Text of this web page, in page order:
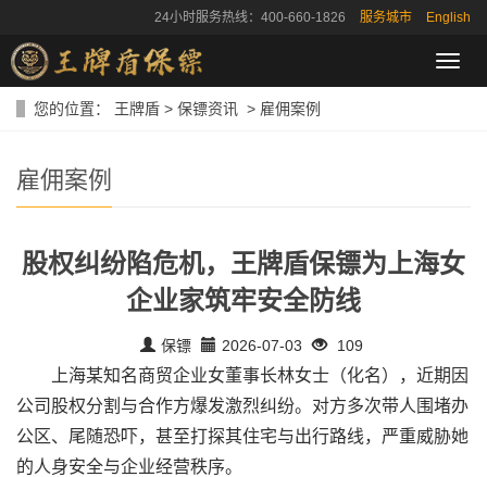
24小时服务热线：400-660-1826 服务城市 English
导
航
您的位置： 王牌盾 > 保镖资讯 > 雇佣案例
雇佣案例
股权纠纷陷危机，王牌盾保镖为上海女
企业家筑牢安全防线
保镖 2026-07-03 109
上海某知名商贸企业女董事长林女士（化名），近期因
公司股权分割与合作方爆发激烈纠纷。对方多次带人围堵办
公区、尾随恐吓，甚至打探其住宅与出行路线，严重威胁她
的人身安全与企业经营秩序。